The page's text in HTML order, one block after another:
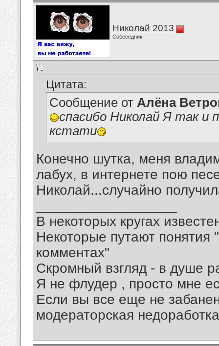
Николай 2013
Собеседник
Цитата:
Сообщение от Алёна
спасибо Николай Я так и
кстати
Конечно шутка, меня
лабух, в интернете пою
Николай...случайно
В некоторых кругах
Некоторые путают понятия
комментах"
Скромный взгляд - в душе
Я не флудер , просто мне
Если вы все еще не
модераторская